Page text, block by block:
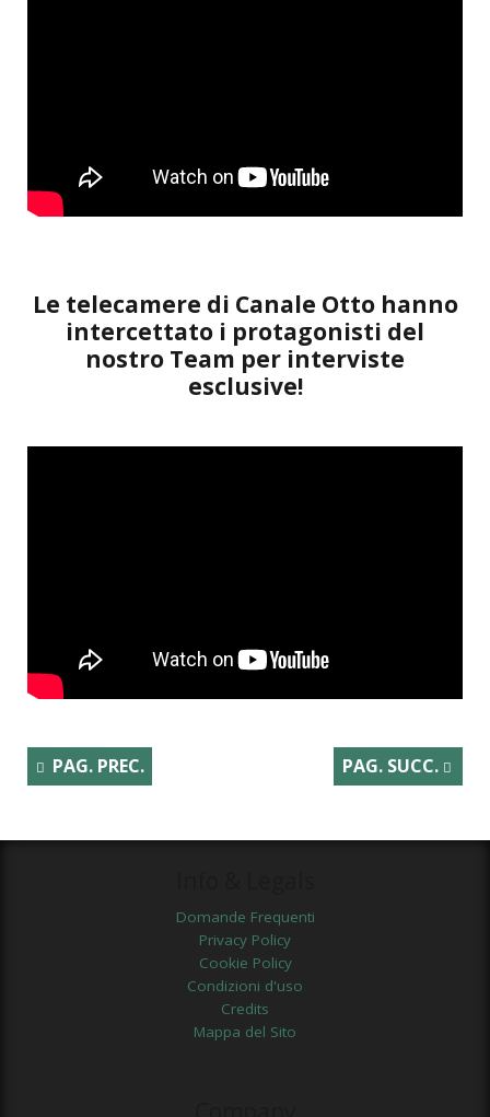
Le telecamere di Canale Otto hanno
intercettato i protagonisti del
nostro Team per interviste
esclusive!
PAG. PREC. PAG. SUCC.
Domande Frequenti
Privacy Policy
Cookie Policy
Condizioni d'uso
Credits
Mappa del Sito